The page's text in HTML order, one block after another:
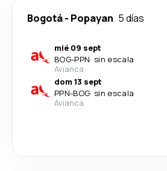
Bogotá- Popayan 5 días
mié 09 sept
BOG-PPN· sin escala
Avianca
dom 13 sept
PPN-BOG· sin escala
Avianca